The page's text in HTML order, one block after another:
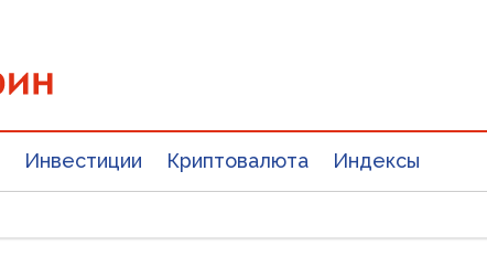
Инвестиции Криптовалюта Индексы